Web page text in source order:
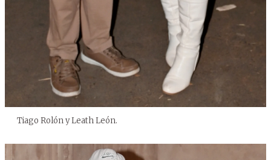
Tiago Rolón y Leath León.